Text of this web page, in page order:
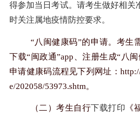
得参加当日考试。请考生做好相关
时关注属地疫情防控要求。
“八闽健康码”的申请。考生
下载“闽政通”app 、注册生成“八
申请健康码流程见下列网址：
e/202058/53973.shtm。
（二）考生自行下载打印 《